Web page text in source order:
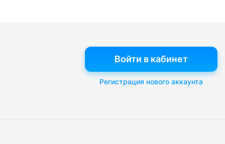
Войти в кабинет
Регистрация нового аккаунта